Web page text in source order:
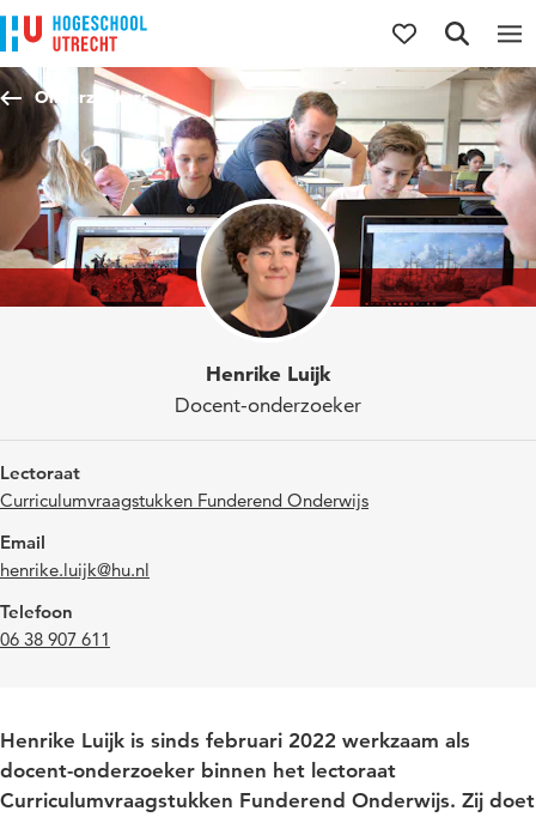
Direct naar de inhoud
Direct naar de hoofdnavigatie
Direct naar de zoekfunctie
Onderzoekers
Henrike Luijk
Docent-onderzoeker
Lectoraat
Curriculumvraagstukken Funderend Onderwijs
Email
henrike.luijk@hu.nl
Telefoon
06 38 907 611
Henrike Luijk is sinds februari 2022 werkzaam als
docent-onderzoeker binnen het lectoraat
Curriculumvraagstukken Funderend Onderwijs. Zij doet